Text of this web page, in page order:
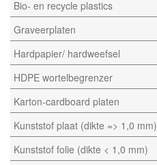
Bio- en recycle plastics
Graveerplaten
Hardpapier/ hardweefsel
HDPE wortelbegrenzer
Karton-cardboard platen
Kunststof plaat (dikte => 1,0 mm)
Kunststof folie (dikte < 1,0 mm)